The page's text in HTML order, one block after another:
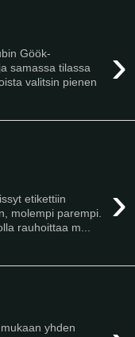
›
Göök-
samassa tilassa
valitsin pienen
›
etikettiin
molempi parempi.
rauhoittaa m...
yhden